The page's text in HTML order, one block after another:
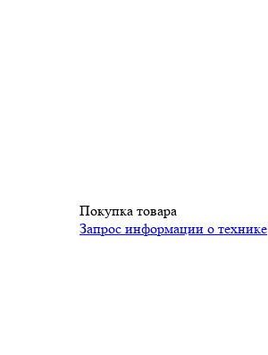
Покупка товара
Запрос информации о технике